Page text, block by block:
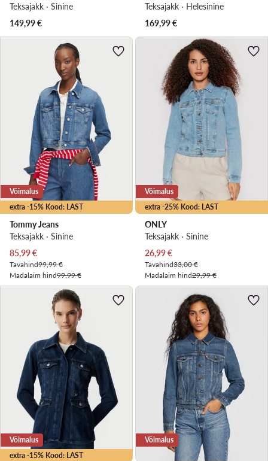
Teksajakk · Sinine
149,99€
Teksajakk · Helesinine
169,99€
extra -15% Kood: LAST
Võimalus
Tommy Jeans
Teksajakk · Sinine
Praegune hind
85,99€
Tavahind99,99 €
Madalaim hind99,99 €
extra -25% Kood: LAST
Võimalus
ONLY
Teksajakk · Sinine
Praegune hind
26,99€
Tavahind33,00 €
Madalaim hind29,99 €
extra -15% Kood: LAST
Võimalus Võimalus